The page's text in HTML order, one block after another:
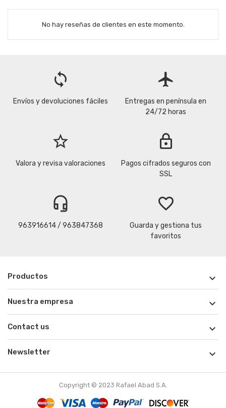
No hay reseñas de clientes en este momento.
loop
Envíos y devoluciones fáciles
flight
Entregas en península en
24/72 horas
star_border
Valora y revisa valoraciones
lock
Pagos cifrados seguros con
SSL
headset_mic
963916614 / 963847368
favorite_border
Guarda y gestiona tus
favoritos
Productos 
Nuestra empresa 
Contact us 
Newsletter 
Copyright © 2023 Rafael Abad S.A.